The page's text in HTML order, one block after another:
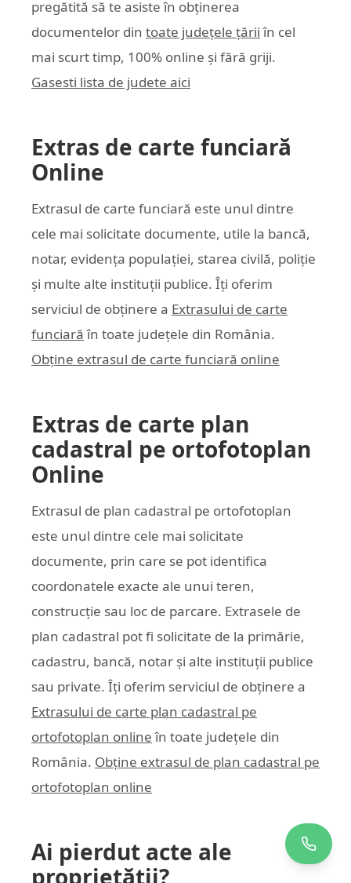
pregătită să te asiste în obținerea
documentelor din toate județele țării în cel
mai scurt timp, 100% online și fără griji.
Gasesti lista de judete aici
Extras de carte funciară
Online
Extrasul de carte funciară este unul dintre
cele mai solicitate documente, utile la bancă,
notar, evidența populației, starea civilă, poliție
și multe alte instituții publice. Îți oferim
serviciul de obținere a Extrasului de carte
funciară în toate județele din România.
Obține extrasul de carte funciară online
Extras de carte plan
cadastral pe ortofotoplan
Online
Extrasul de plan cadastral pe ortofotoplan
este unul dintre cele mai solicitate
documente, prin care se pot identifica
coordonatele exacte ale unui teren,
construcție sau loc de parcare. Extrasele de
plan cadastral pot fi solicitate de la primărie,
cadastru, bancă, notar și alte instituții publice
sau private. Îți oferim serviciul de obținere a
Extrasului de carte plan cadastral pe
ortofotoplan online în toate județele din
România. Obține extrasul de plan cadastral pe
ortofotoplan online
Ai pierdut acte ale
proprietății?